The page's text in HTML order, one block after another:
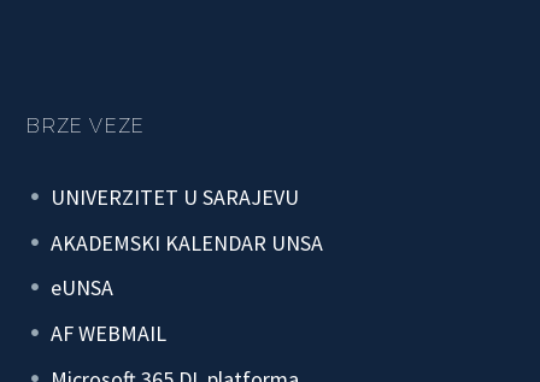
BRZE VEZE
UNIVERZITET U SARAJEVU
AKADEMSKI KALENDAR UNSA
eUNSA
AF WEBMAIL